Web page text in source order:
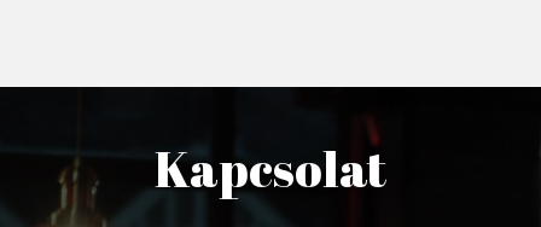
Kapcsolat